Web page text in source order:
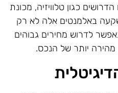
כגון טלוויזיה, מכונת
באלמנטים אלה לא רק
לדרוש מחירים גבוהים
יותר של הנכס.